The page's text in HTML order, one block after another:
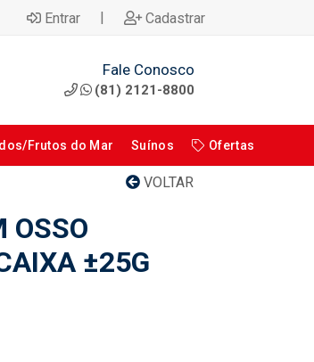
Entrar | Cadastrar
Fale Conosco
(81) 2121-8800
Frutos do Mar Suínos Ofertas
VOLTAR
OSSO
±25G